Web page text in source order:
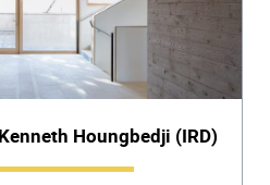
Houngbedji (IRD)